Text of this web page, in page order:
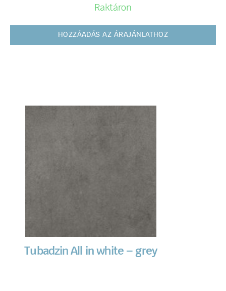
Raktáron
HOZZÁADÁS AZ ÁRAJÁNLATHOZ
Tubadzin All in white – grey